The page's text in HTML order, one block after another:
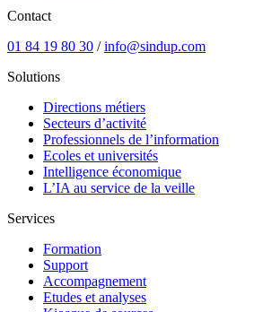
Contact
01 84 19 80 30 /info@sindup.com
Solutions
Directions métiers
Secteurs d’activité
Professionnels de l’information
Ecoles et universités
Intelligence économique
L’IA au service de la veille
Services
Formation
Support
Accompagnement
Etudes et analyses